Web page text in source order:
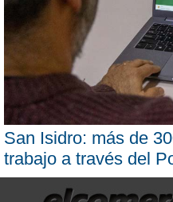
San Isidro: más de
trabajo a través del